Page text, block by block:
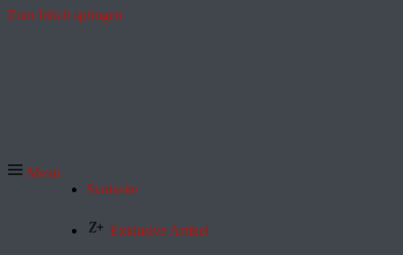
Zum Inhalt springen
Menü
Startseite
Exklusive Artikel